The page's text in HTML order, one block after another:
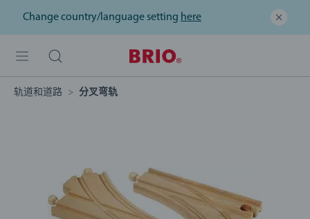
Change country/language setting here
轨道和道路 分叉弯轨